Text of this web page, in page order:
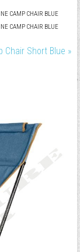
CAMP CHAIR BLUE
CAMP CHAIR BLUE
Chair Short Blue »